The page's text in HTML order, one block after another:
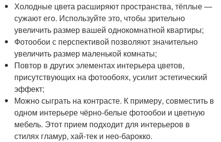
Холодные цвета расширяют пространства, тёплые —
сужают его. Используйте это, чтобы зрительно
увеличить размер вашей однокомнатной квартиры;
Фотообои с перспективой позволяют значительно
увеличить размер маленькой комнаты;
Повтор в других элементах интерьера цветов,
присутствующих на фотообоях, усилит эстетический
эффект;
Можно сыграть на контрасте. К примеру, совместить в
одном интерьере чёрно-белые фотообои и цветную
мебель. Этот прием подходит для интерьеров в
стилях гламур, хай-тек и нео-барокко.